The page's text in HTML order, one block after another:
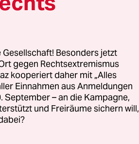
zwei-,
den
gehen
an
Besonders jetzt
gegen Rechtsextremismus
kooperiert daher mit „Alles
Einnahmen aus Anmeldungen
September – an die Kampagne,
und Freiräume sichern will,